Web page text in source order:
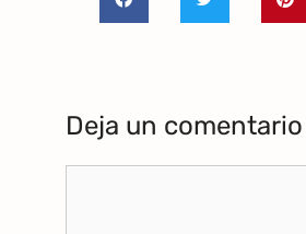
Deja un comentario